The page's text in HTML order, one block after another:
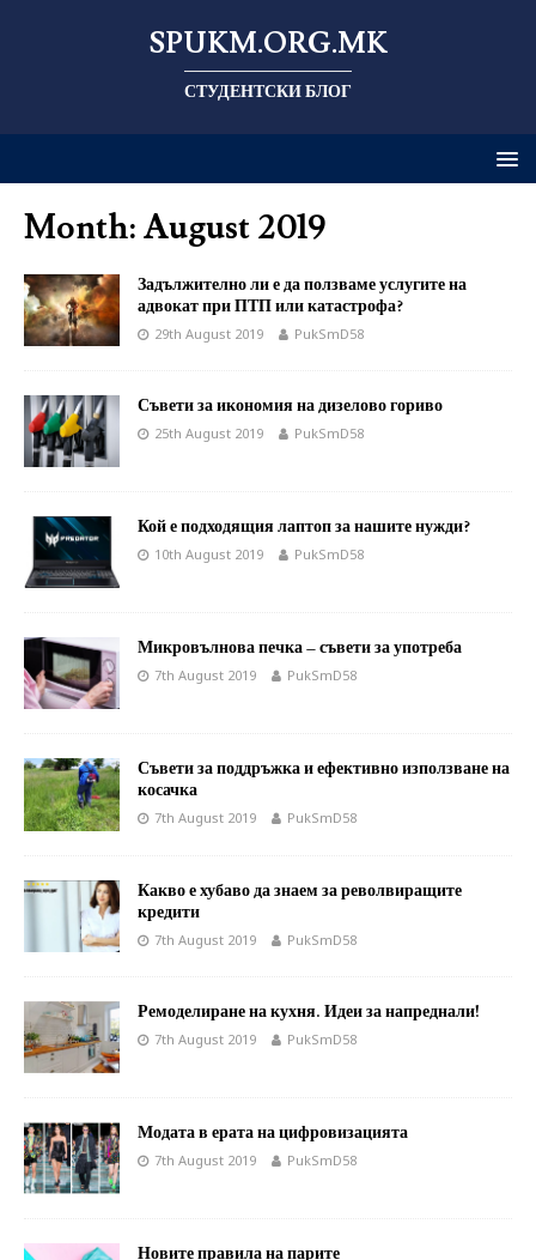
SPUKM.ORG.MK
СТУДЕНТСКИ БЛОГ
Month: August 2019
Задължително ли е да ползваме услугите на
адвокат при ПТП или катастрофа?
29th August 2019 PukSmD58
Съвети за икономия на дизелово гориво
25th August 2019 PukSmD58
Кой е подходящия лаптоп за нашите нужди?
10th August 2019 PukSmD58
Микровълнова печка – съвети за употреба
7th August 2019 PukSmD58
Съвети за поддръжка и ефективно използване на
косачка
7th August 2019 PukSmD58
Какво е хубаво да знаем за револвиращите
кредити
7th August 2019 PukSmD58
Ремоделиране на кухня. Идеи за напреднали!
7th August 2019 PukSmD58
Модата в ерата на цифровизацията
7th August 2019 PukSmD58
Новите правила на парите